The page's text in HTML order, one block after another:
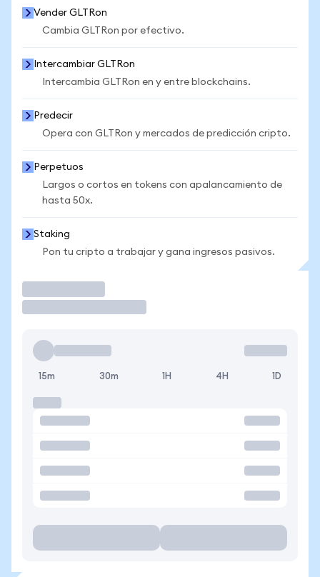
Vender GLTRon
Cambia GLTRon por efectivo.
Intercambiar GLTRon
Intercambia GLTRon en y entre blockchains.
Predecir
Opera con GLTRon y mercados de predicción cripto.
Perpetuos
Largos o cortos en tokens con apalancamiento de
hasta 50x.
Staking
Pon tu cripto a trabajar y gana ingresos pasivos.
15m 30m 1H 4H 1D